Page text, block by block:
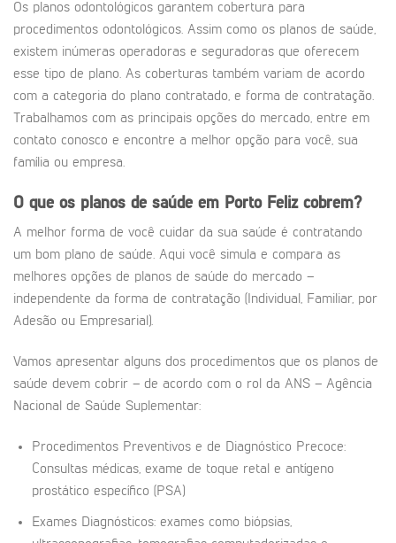
Os planos odontológicos garantem cobertura para
procedimentos odontológicos. Assim como os planos de saúde,
existem inúmeras operadoras e seguradoras que oferecem
esse tipo de plano. As coberturas também variam de acordo
com a categoria do plano contratado, e forma de contratação.
Trabalhamos com as principais opções do mercado, entre em
contato conosco e encontre a melhor opção para você, sua
família ou empresa.
O que os planos de saúde em Porto Feliz cobrem?
A melhor forma de você cuidar da sua saúde é contratando
um bom plano de saúde. Aqui você simula e compara as
melhores opções de planos de saúde do mercado –
independente da forma de contratação (Individual, Familiar, por
Adesão ou Empresarial).
Vamos apresentar alguns dos procedimentos que os planos de
saúde devem cobrir – de acordo com o rol da ANS – Agência
Nacional de Saúde Suplementar:
Procedimentos Preventivos e de Diagnóstico Precoce:
Consultas médicas, exame de toque retal e antígeno
prostático específico (PSA)
Exames Diagnósticos: exames como biópsias,